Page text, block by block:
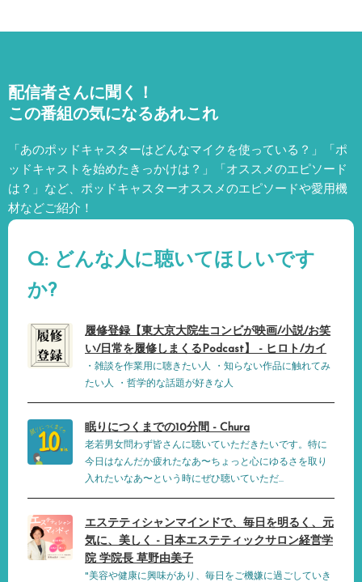
配信者さんに聞く！
この番組の気になるあれこれ
「あのポッドキャスターはどんなマイクを使っている？」「ポ
ッドキャストを始めたきっかけは？」「オススメのエピソード
は？」など、 ポッドキャスターオススメのエピソードや愛用機
材などご紹介！
Q: どんな人に聴いてほしいです
か?
履修登録【東大京大院生コンビが映画/小説/お笑
い/日常を履修しまくるPodcast】 - ヒロト/カイ
・雑談を作業用に聴きたい人 ・知らない作品に触れてみ
たい人 ・哲学的な話題が好きな人
眠りにつくまでの10分間 - Chura
老若男女問わず皆さんに聴いていただきたいです。特に
今日はなんだか疲れたなあ〜ちょっと心にゆるさを取り
入れたいなあ〜という時にぜひ聴いていただ...
エステティシャンマインドで、毎日を明るく、元
気に、美しく - 日本エステティックサロン経営学
院 学院長 草野由美子
"美容や健康に興味があり、毎日をご機嫌に過ごしていき